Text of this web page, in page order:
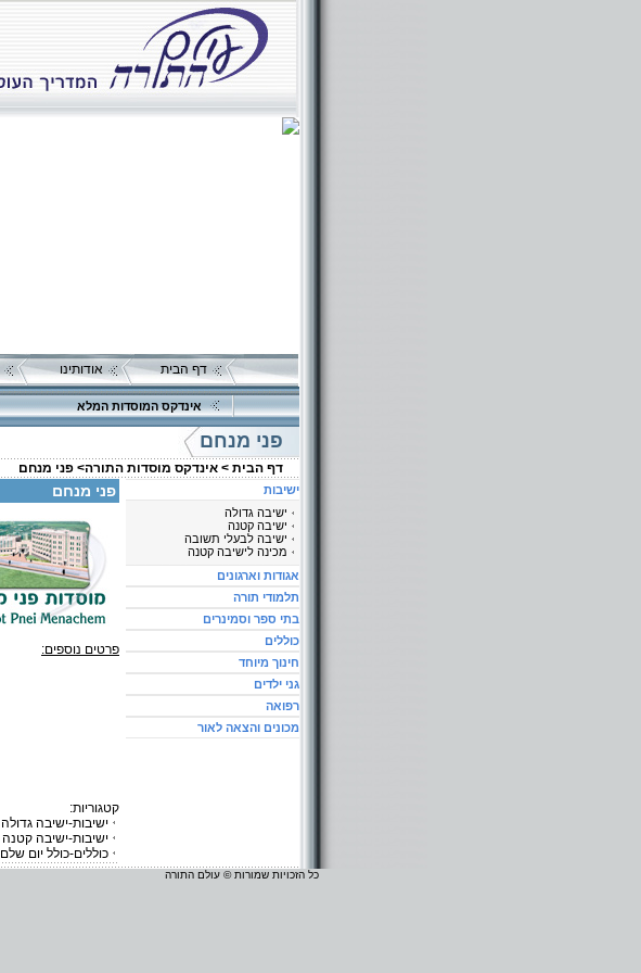
דף הבית אודותינו
אינדקס המוסדות המלא
פני מנחם
דף הבית > אינדקס מוסדות התורה> פני מנחם
פני מנחם
פרטים נוספים:
קטגוריות:
ישיבות-ישיבה גדולה
ישיבות-ישיבה קטנה
כוללים-כולל יום שלם
ישיבות
ישיבה גדולה
ישיבה קטנה
ישיבה לבעלי תשובה
מכינה לישיבה קטנה
אגודות וארגונים
תלמודי תורה
בתי ספר וסמינרים
כוללים
חינוך מיוחד
גני ילדים
רפואה
מכונים והצאה לאור
כל הזכויות שמורות © עולם התורה